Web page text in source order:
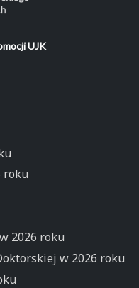
UJK
roku
2026 roku
w 2026 roku